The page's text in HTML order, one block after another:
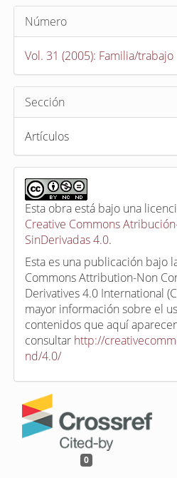
Número
Vol. 31 (2005): Familia/trabajo
Sección
Artículos
Esta obra está bajo una
Creative Commons
SinDerivadas 4.0.
Esta es una publicación bajo
Commons Attribution-Non
Derivatives 4.0 International
mayor información sobre el
contenidos que aquí
consultar http://
nd/4.0/
0